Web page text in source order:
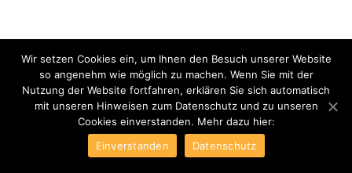
Wir setzen Cookies ein, um Ihnen den Besuch unserer Website
so angenehm wie möglich zu machen. Wenn Sie mit der
Nutzung der Website fortfahren, erklären Sie sich automatisch
mit unseren Hinweisen zum Datenschutz und zu unseren
Cookies einverstanden. Mehr dazu hier:
Einverstanden
Datenschutz